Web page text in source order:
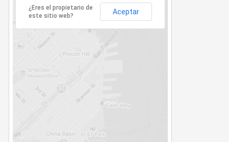
¿Eres el propietario de
este sitio web?
Aceptar